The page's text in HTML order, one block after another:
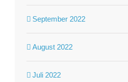
September 2022
August 2022
Juli 2022